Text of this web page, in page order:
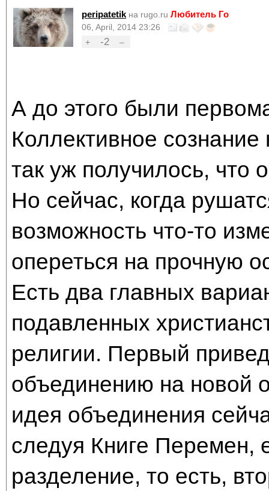
peripatetik на rugo.ru Любитель Го
06, April, 2014 23:26
+
-2 –
А до этого были
Коллективное
так уж получилось, что
Но сейчас, когда
возможность что-то
опереться на прочную
Есть два главных
подавленных
религии. Первый
объединению на новой
идея объединения
следуя Книге Перемен,
разделение, то есть,